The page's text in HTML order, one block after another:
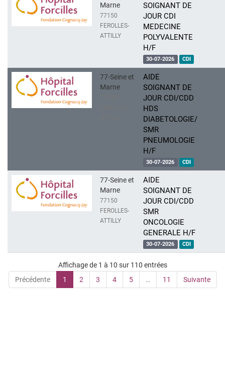
Marne
77150
FEROLLES-
ATTILLY
SOIGNANT DE
JOUR CDI
MEDECINE
POLYVALENTE
H/F
30-07-2026 CDI
77-Seine et
Marne
AIDE
SOIGNANT DE
JOUR CDI/CDD
HDS
DIABETOLOGIE/
SMR
PNEUMOLOGIE
H/F
30-07-2026 CDI
77-Seine et
Marne
77150
FEROLLES-
ATTILLY
AIDE
SOIGNANT DE
JOUR CDI/CDD
SMR
ONCOLOGIE
GENERALE H/F
30-07-2026 CDI
Affichage de 1 à 10 sur 110 entrées
Précédente
1 2 3 4 5 … 11 Suivante